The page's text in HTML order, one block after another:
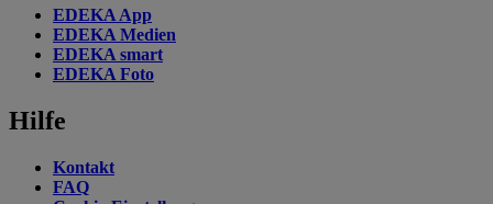
EDEKA App
EDEKA Medien
EDEKA smart
EDEKA Foto
Hilfe
Kontakt
FAQ